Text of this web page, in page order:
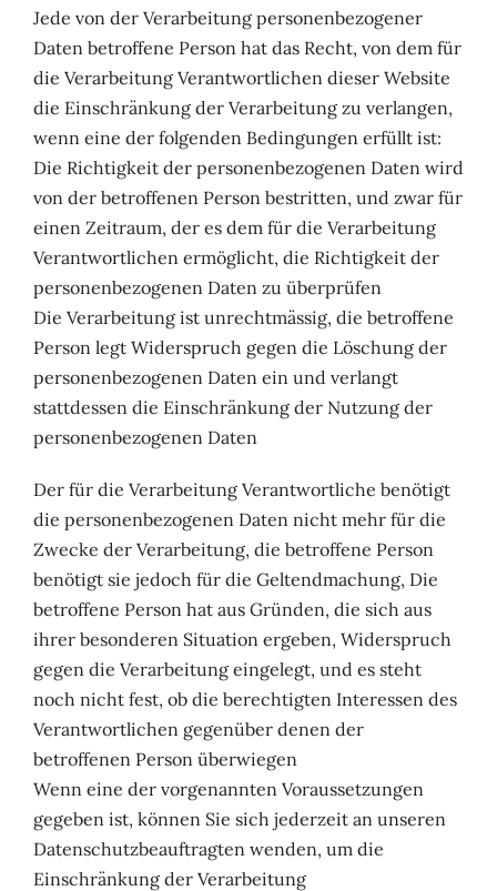
Jede von der Verarbeitung personenbezogener
Daten betroffene Person hat das Recht, von dem für
die Verarbeitung Verantwortlichen dieser Website
die Einschränkung der Verarbeitung zu verlangen,
wenn eine der folgenden Bedingungen erfüllt ist:
Die Richtigkeit der personenbezogenen Daten wird
von der betroffenen Person bestritten, und zwar für
einen Zeitraum, der es dem für die Verarbeitung
Verantwortlichen ermöglicht, die Richtigkeit der
personenbezogenen Daten zu überprüfen
Die Verarbeitung ist unrechtmässig, die betroffene
Person legt Widerspruch gegen die Löschung der
personenbezogenen Daten ein und verlangt
stattdessen die Einschränkung der Nutzung der
personenbezogenen Daten
Der für die Verarbeitung Verantwortliche benötigt
die personenbezogenen Daten nicht mehr für die
Zwecke der Verarbeitung, die betroffene Person
benötigt sie jedoch für die Geltendmachung, Die
betroffene Person hat aus Gründen, die sich aus
ihrer besonderen Situation ergeben, Widerspruch
gegen die Verarbeitung eingelegt, und es steht
noch nicht fest, ob die berechtigten Interessen des
Verantwortlichen gegenüber denen der
betroffenen Person überwiegen
Wenn eine der vorgenannten Voraussetzungen
gegeben ist, können Sie sich jederzeit an unseren
Datenschutzbeauftragten wenden, um die
Einschränkung der Verarbeitung